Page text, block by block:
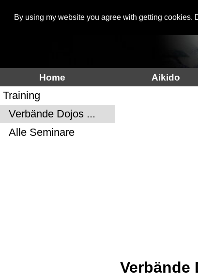
By using my website you agree with getting
Aikidoinfo
Home Aikido
Training
Verbände Dojos ...
Alle Seminare
Verbände